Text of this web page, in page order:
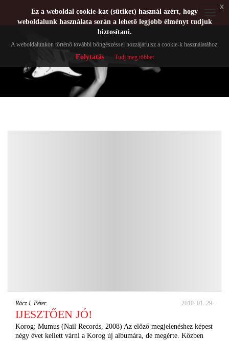
Rácz I. Péter 2010. 01. 29.
IJESZTŐEN JÓ!
Korog: Mumus (Nail Records, 2008) Az előző megjelenéshez képest
négy évet kellett várni a Korog új albumára, de megérte. Közben
Ez a weboldal cookie-kat (sütiket) használ azért, hogy
weboldalunk használata során a lehető legjobb élményt tudjuk
biztosítani.
A weboldalunkon történő további böngészéssel hozzájárulsz a cookie-k használatához.
Folytatás Tudj meg többet
x